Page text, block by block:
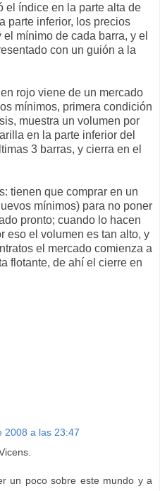
el índice en la parte alta de
parte inferior, los precios
mínimo de cada barra, y el
con un guión a la
rojo viene de un mercado
mínimos, primera condición
muestra un volumen por
en la parte inferior del
3 barras, y cierra en el
tienen que comprar en un
mínimos) para no poner
pronto; cuando lo hacen
eso el volumen es tan alto, y
el mercado comienza a
flotante, de ahí el cierre en
2008 a las 23:47
un poco sobre este mundo y a